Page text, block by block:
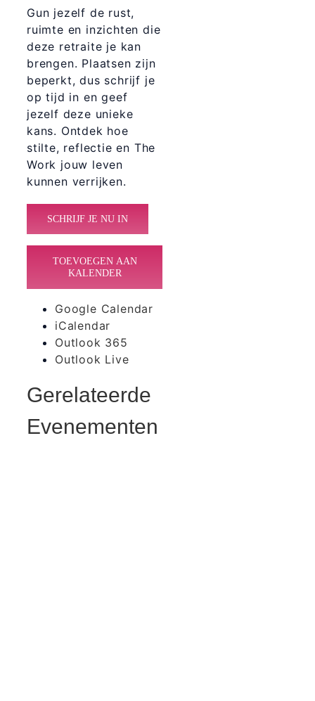
Gun jezelf de rust,
ruimte en inzichten die
deze retraite je kan
brengen. Plaatsen zijn
beperkt, dus schrijf je
op tijd in en geef
jezelf deze unieke
kans. Ontdek hoe
stilte, reflectie en The
Work jouw leven
kunnen verrijken.
SCHRIJF JE NU IN
TOEVOEGEN AAN
KALENDER
Google Calendar
iCalendar
Outlook 365
Outlook Live
Gerelateerde
Evenementen